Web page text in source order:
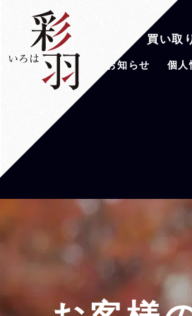
彩羽の魅力 買い取
会社案内 お知らせ 個人